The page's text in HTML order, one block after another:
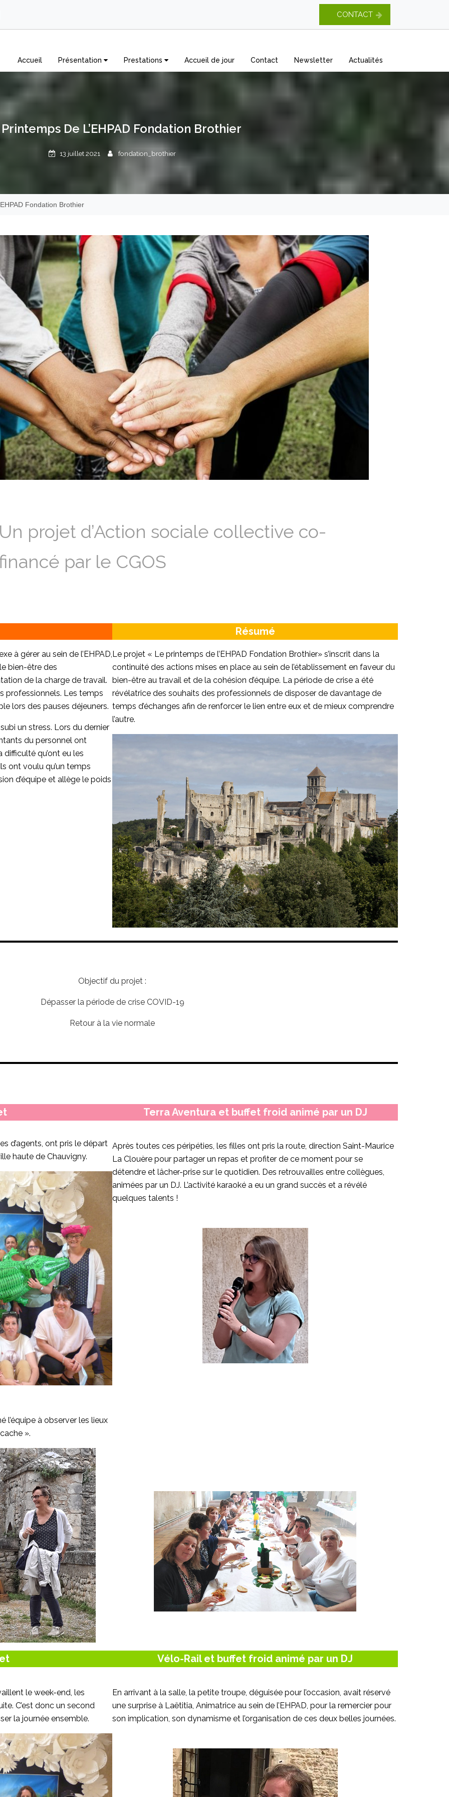
CONTACT
Accueil Présentation Prestations Accueil de jour Contact Newsletter Actualités
De L’EHPAD Fondation Brothier
13 juillet 2021 fondation_brothier
Fondation Brothier
Un projet d’Action sociale collective co-
par le CGOS
à gérer au sein de l’EHPAD,
bien-être des
de la charge de travail.
professionnels. Les temps
lors des pauses déjeuners.
un stress. Lors du dernier
du personnel ont
difficulté qu’ont eu les
ont voulu qu’un temps
d’équipe et allège le poids
Résumé
Le projet « Le printemps de l’EHPAD Fondation Brothier» s’inscrit dans la
continuité des actions mises en place au sein de l’établissement en faveur du
bien-être au travail et de la cohésion d’équipe. La période de crise a été
révélatrice des souhaits des professionnels de disposer de davantage de
temps d’échanges afin de renforcer le lien entre eux et de mieux comprendre
l’autre.
Objectif du projet :
Dépasser la période de crise COVID-19
Retour à la vie normale
d’agents, ont pris le départ
haute de Chauvigny.
l’équipe à observer les lieux
».
Terra Aventura et buffet froid animé par un DJ
Après toutes ces péripéties, les filles ont pris la route, direction Saint-Maurice
La Clouère pour partager un repas et profiter de ce moment pour se
détendre et lâcher-prise sur le quotidien. Des retrouvailles entre collègues,
animées par un DJ. L’activité karaoké a eu un grand succès et a révélé
quelques talents !
le week-end, les
C’est donc un second
la journée ensemble.
Vélo-Rail et buffet froid animé par un DJ
En arrivant à la salle, la petite troupe, déguisée pour l’occasion, avait réservé
une surprise à Laëtitia, Animatrice au sein de l’EHPAD, pour la remercier pour
son implication, son dynamisme et l’organisation de ces deux belles journées.